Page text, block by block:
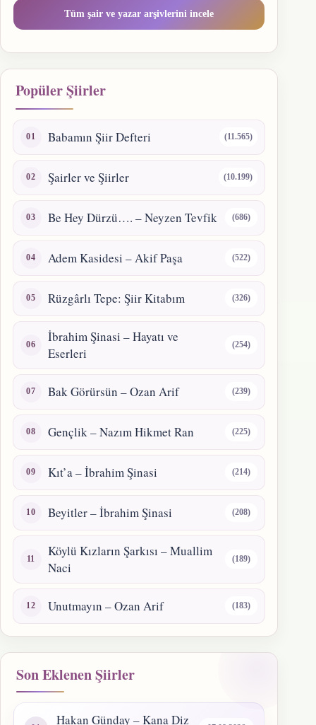
Tüm şair ve yazar arşivlerini incele
Popüler Şiirler
Babamın Şiir Defteri (11.565)
Şairler ve Şiirler (10.199)
Be Hey Dürzü…. – Neyzen Tevfik (686)
Adem Kasidesi – Akif Paşa (522)
Rüzgârlı Tepe: Şiir Kitabım (326)
İbrahim Şinasi – Hayatı ve
Eserleri
(254)
Bak Görürsün – Ozan Arif (239)
Gençlik – Nazım Hikmet Ran (225)
Kıt’a – İbrahim Şinasi (214)
Beyitler – İbrahim Şinasi (208)
Köylü Kızların Şarkısı – Muallim
Naci
(189)
Unutmayın – Ozan Arif (183)
Son Eklenen Şiirler
Hakan Günday – Kana Diz